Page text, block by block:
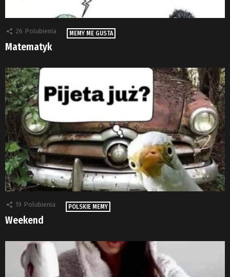
26 Polubienia MEMY ME GUSTA
Matematyk
19 Polubienia POLSKIE MEMY
Weekend